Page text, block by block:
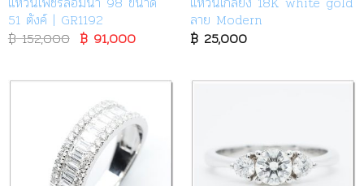
51 ตังค์ | GR1192
฿152,000 Original
price
฿ 152,000.
฿91,000Current
฿ 91,000.
ลาย Modern
฿25,000